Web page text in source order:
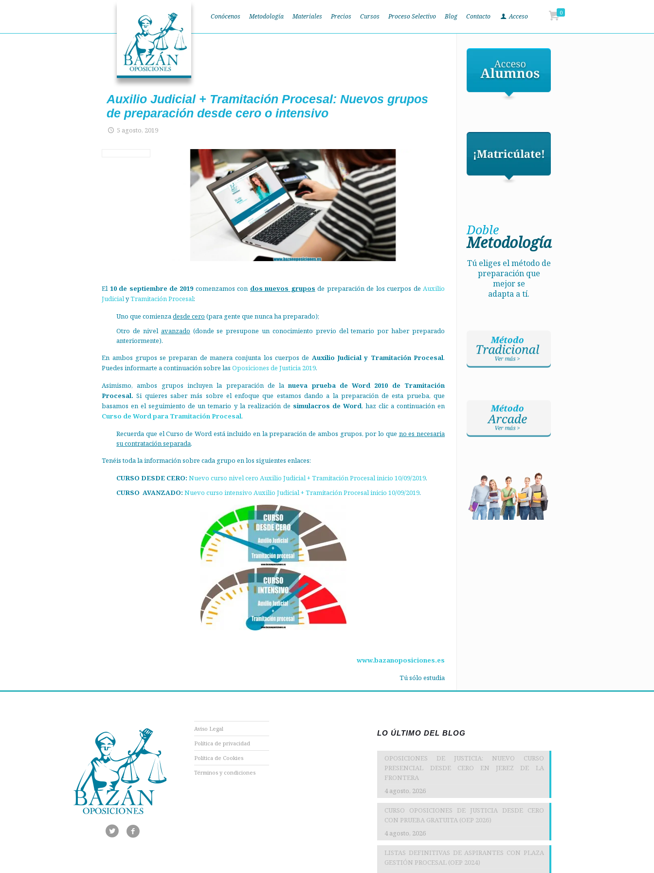
Conócenos Metodología Materiales Precios Cursos Proceso Selectivo Blog Contacto Acceso 0
Auxilio Judicial + Tramitación Procesal: Nuevos grupos
de preparación desde cero o intensivo
5 agosto, 2019
El 10 de septiembre de 2019 comenzamos con dos nuevos grupos de preparación de los cuerpos deAuxilio
JudicialyTramitación Procesal:
Uno que comienzadesde cero (para gente que nunca ha preparado);
Otro de nivel avanzado (donde se presupone un conocimiento previo del temario por haber preparado
anteriormente).
En ambos grupos se preparan de manera conjunta los cuerpos de Auxilio Judicial y Tramitación Procesal.
Puedes informarte a continuación sobre lasOposiciones de Justicia 2019.
Asimismo, ambos grupos incluyen la preparación de lanueva prueba de Word 2010 de Tramitación
Procesal.Si quieres saber más sobre el enfoque que estamos dando a la preparación de esta prueba, que
basamos en el seguimiento de un temario y la realización de simulacros de Word, haz clic a continuación en
Curso de Word para Tramitación Procesal.
Recuerda que el Curso de Word está incluido en la preparación de ambos grupos, por lo que no es necesaria
su contratación separada.
Tenéis toda la información sobre cada grupo en los siguientes enlaces:
CURSO DESDE CERO: Nuevo curso nivel cero Auxilio Judicial + Tramitación Procesal inicio 10/09/2019.
CURSO AVANZADO: Nuevo curso intensivo Auxilio Judicial + Tramitación Procesal inicio 10/09/2019.
www.bazanoposiciones.es
Tú sólo estudia
Doble
Metodología
Tú eliges el método de
preparación que
mejor se
adapta a tí.
Aviso Legal
Política de privacidad
Política de Cookies
Términos y condiciones
LO ÚLTIMO DEL BLOG
OPOSICIONES DE JUSTICIA: NUEVO CURSO
PRESENCIAL DESDE CERO EN JEREZ DE LA
FRONTERA
4 agosto, 2026
CURSO OPOSICIONES DE JUSTICIA DESDE CERO
CON PRUEBA GRATUITA (OEP 2026)
4 agosto, 2026
LISTAS DEFINITIVAS DE ASPIRANTES CON PLAZA
GESTIÓN PROCESAL (OEP 2024)